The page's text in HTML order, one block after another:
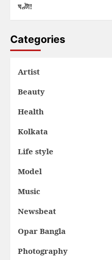
ঘণ্টা!
Categories
Artist
Beauty
Health
Kolkata
Life style
Model
Music
Newsbeat
Opar Bangla
Photography